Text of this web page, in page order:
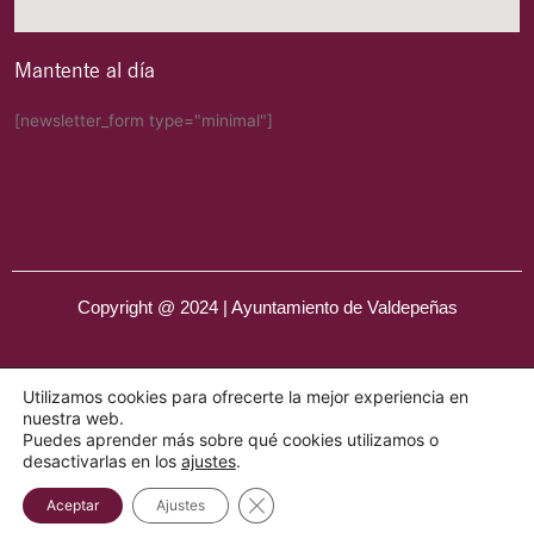
Mantente al día
[newsletter_form type="minimal"]
Copyright @ 2024 | Ayuntamiento de Valdepeñas
Utilizamos cookies para ofrecerte la mejor experiencia en
nuestra web.
Puedes aprender más sobre qué cookies utilizamos o
desactivarlas en los ajustes.
Aceptar Ajustes Cerrar el banner de cookies RGPD